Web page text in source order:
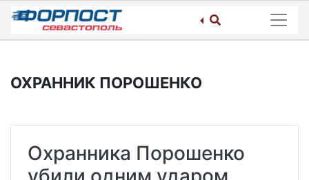
Skip
content
ОХРАННИК ПОРОШЕНКО
Охранника Порошенко